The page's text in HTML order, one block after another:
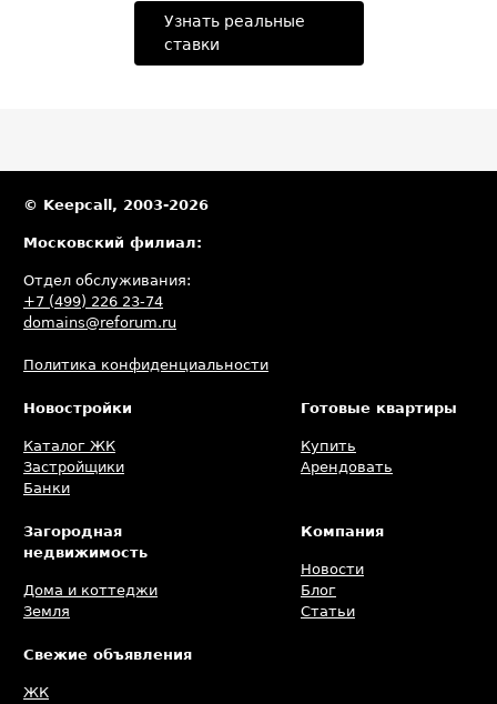
Узнать реальные
ставки
© Keepcall, 2003-2026
Московский филиал:
Отдел обслуживания:
+7 (499) 226 23-74
domains@reforum.ru
Политика конфиденциальности
Новостройки
Каталог ЖК
Застройщики
Банки
Готовые квартиры
Купить
Арендовать
Загородная
недвижимость
Дома и коттеджи
Земля
Компания
Новости
Блог
Статьи
Свежие объявления
ЖК